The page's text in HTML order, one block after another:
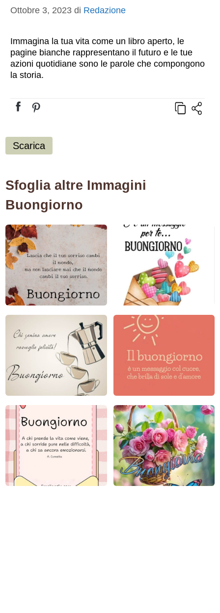
Ottobre 3, 2023 di Redazione
Immagina la tua vita come un libro aperto, le
pagine bianche rappresentano il futuro e le tue
azioni quotidiane sono le parole che compongono
la storia.
Scarica
Sfoglia altre Immagini
Buongiorno